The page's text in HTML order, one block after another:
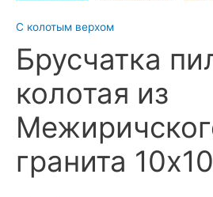
С колотым верхом
Брусчатка
колотая из
гранита